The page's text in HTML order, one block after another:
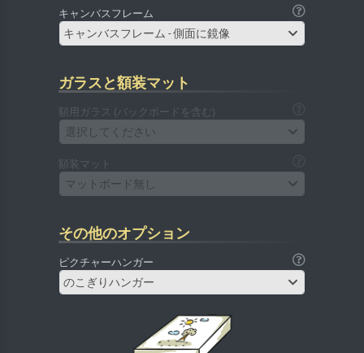
キャンバスフレーム
キャンバスフレーム - 側面に鏡像
ガラスと額装マット
額用ガラス (バックボードを含む)
選択してください
額装マット
マットボード無し
その他のオプション
ピクチャーハンガー
のこぎりハンガー